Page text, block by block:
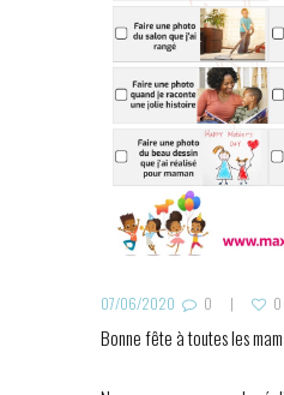
07/06/2020 0 0
Bonne fête à toutes les